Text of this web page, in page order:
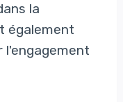
la
également
l'engagement